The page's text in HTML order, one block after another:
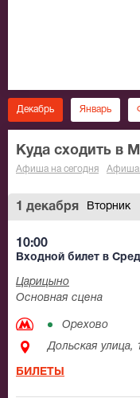
Декабрь Январь
Куда сходить в
Афиша на сегодня Афиша
1 декабря Вторник
10:00
Входной билет в
Царицыно
Основная сцена
Орехово
Дольская улица,
БИЛЕТЫ